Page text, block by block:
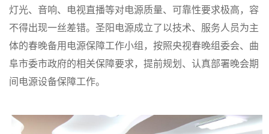
灯光、音响、电视直播等对电源质量、可靠性要求极高，容
不得出现一丝差错。圣阳电源成立了以技术、服务人员为主
体的春晚备用电源保障工作小组，按照央视春晚组委会、曲
阜市委市政府的相关保障要求，提前规划、认真部署晚会期
间电源设备保障工作。